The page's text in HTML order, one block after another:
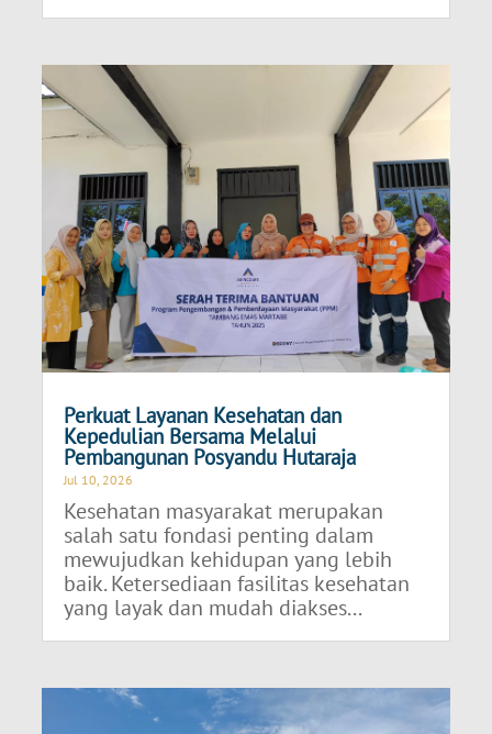
Perkuat Layanan Kesehatan dan
Kepedulian Bersama Melalui
Pembangunan Posyandu Hutaraja
Jul 10, 2026
Kesehatan masyarakat merupakan
salah satu fondasi penting dalam
mewujudkan kehidupan yang lebih
baik. Ketersediaan fasilitas kesehatan
yang layak dan mudah diakses...